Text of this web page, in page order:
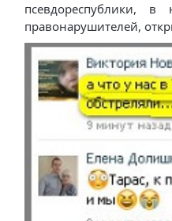
псевдореспублики, в
правонарушителей,